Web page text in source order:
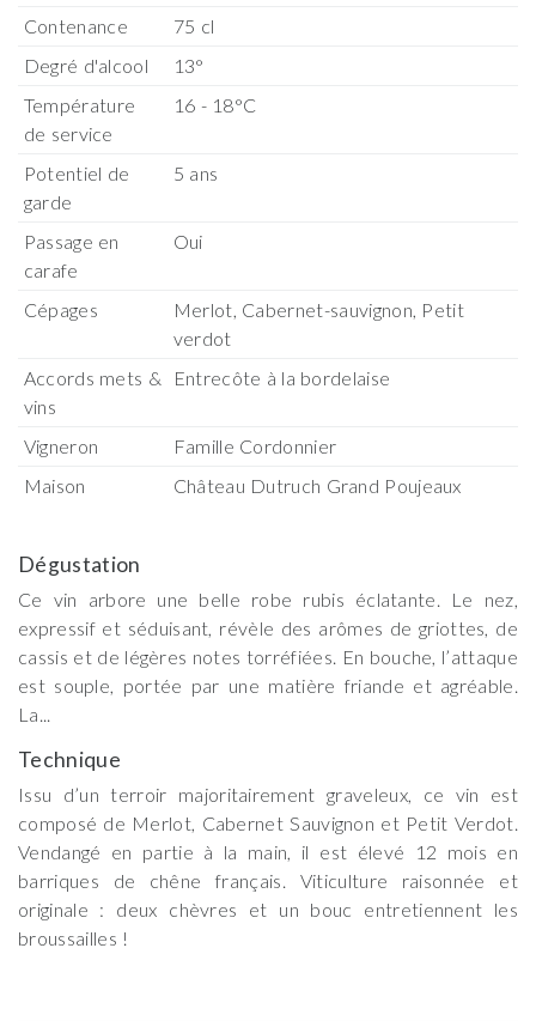
Contenance
75 cl
Degré d'alcool
13°
Température
de service
16 - 18°C
Potentiel de
garde
5 ans
Passage en
carafe
Oui
Cépages
Merlot, Cabernet-sauvignon, Petit
verdot
Accords mets &
vins
Entrecôte à la bordelaise
Vigneron
Famille Cordonnier
Maison
Château Dutruch Grand Poujeaux
Dégustation
Ce vin arbore une belle robe rubis éclatante. Le nez,
expressif et séduisant, révèle des arômes de griottes, de
cassis et de légères notes torréfiées. En bouche, l’attaque
est souple, portée par une matière friande et agréable.
La...
Technique
Issu d’un terroir majoritairement graveleux, ce vin est
composé de Merlot, Cabernet Sauvignon et Petit Verdot.
Vendangé en partie à la main, il est élevé 12 mois en
barriques de chêne français. Viticulture raisonnée et
originale : deux chèvres et un bouc entretiennent les
broussailles !